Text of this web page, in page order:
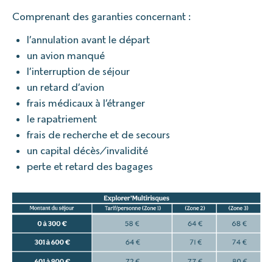
Comprenant des garanties concernant :
l’annulation avant le départ
un avion manqué
l’interruption de séjour
un retard d’avion
frais médicaux à l’étranger
le rapatriement
frais de recherche et de secours
un capital décès/invalidité
perte et retard des bagages